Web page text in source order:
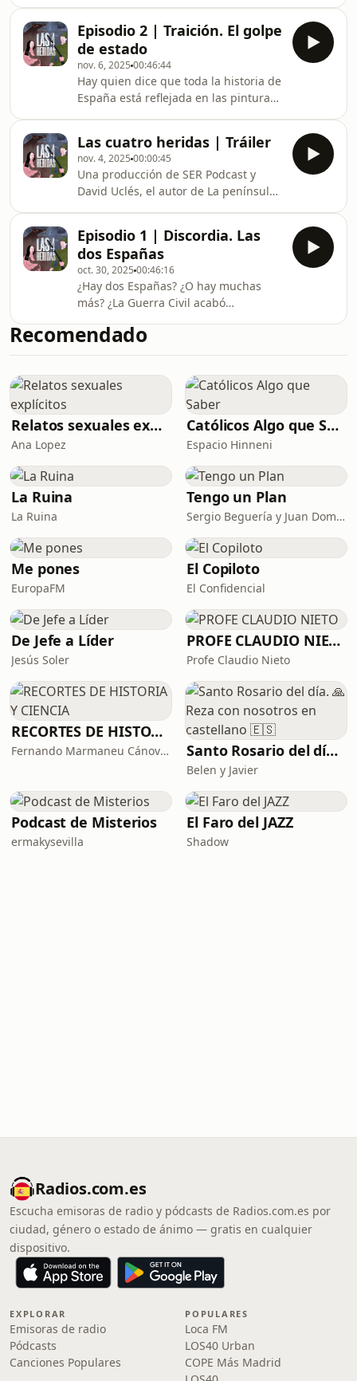
franquista, y la dificultad que
tenemos para construir un relato
común sobre el pasado.
conflicto fratricida siguen resonando
hoy, entre tantos silencios? La
creatividad sonora es protagonista de
este episodio, donde diferentes voces
responden a una pregunta que
atraviesa todas las conversaciones: ¿a
qué suena la guerra? La cantante
Zahara;
Episodio 2 | Traición. El golpe
de estado
nov. 6, 2025 00:46:44
Hay quien dice que toda la historia de
España está reflejada en las pinturas
la Guerra Civil en nuestro país. En un
viaje que nos lleva desde el Salón de
los Espejos de Baeza, hasta el Museo
del Prado y el olivar jienense, en este
episodio el escritor David Uclés
analiza cómo se gestó la traición, el
golpe de estado. ¿Fue
Las cuatro heridas | Tráiler
nov. 4, 2025 00:00:45
Una producción de SER Podcast y
David Uclés, el autor de La península
Episodio 1 | Discordia. Las
dos Españas
oct. 30, 2025 00:46:16
¿Hay dos Españas? ¿O hay muchas
más? ¿La Guerra Civil acabó
condenados a un futuro bélico, a vivir
enfrentados? En este experimento
y ficción, el escritor David Uclés se
embarca en un viaje galáctico para
explorar, desde la distancia, algunas
de las heridas históricas que siguen
abiertas en la península. A través de
entrevistas a pe
Recomendado
Relatos sexuales explícitos
Ana Lopez
Católicos Algo que Saber
Espacio Hinneni
La Ruina
La Ruina
Tengo un Plan
Sergio Beguería y Juan Domínguez
Me pones
EuropaFM
El Copiloto
El Confidencial
De Jefe a Líder
Jesús Soler
PROFE CLAUDIO NIETO
Profe Claudio Nieto
RECORTES DE HISTORIA Y CIENCIA
Fernando Marmaneu Cánovas Santo Rosario del día. 🙏 Reza con nosotros en castellano 🇪🇸
Belen y Javier
Podcast de Misterios
ermakysevilla
El Faro del JAZZ
Shadow
Radios.com.es
Escucha emisoras de radio y pódcasts de Radios.com.es por
ciudad, género o estado de ánimo — gratis en cualquier
dispositivo.
EXPLORAR
Emisoras de radio
Pódcasts
Canciones Populares
POPULARES
Loca FM
LOS40 Urban
COPE Más Madrid